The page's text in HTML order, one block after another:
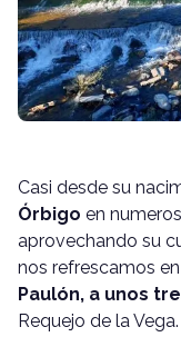
Casi desde su
Órbigo en
aprovechando su
nos refrescamos
Paulón, a unos
Requejo de la Vega.